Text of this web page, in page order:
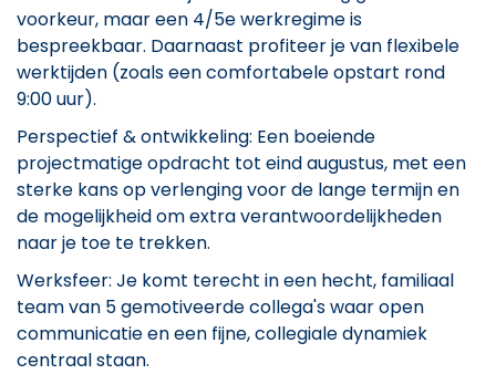
voorkeur, maar een 4/5e werkregime is
bespreekbaar. Daarnaast profiteer je van flexibele
werktijden (zoals een comfortabele opstart rond
9:00 uur).
Perspectief & ontwikkeling: Een boeiende
projectmatige opdracht tot eind augustus, met een
sterke kans op verlenging voor de lange termijn en
de mogelijkheid om extra verantwoordelijkheden
naar je toe te trekken.
Werksfeer: Je komt terecht in een hecht, familiaal
team van 5 gemotiveerde collega's waar open
communicatie en een fijne, collegiale dynamiek
centraal staan.